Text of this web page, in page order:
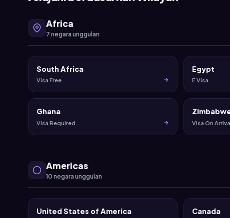
Africa
7 negara unggulan
South Africa
Visa Free
Egypt
E Visa
Ghana
Visa Required Visa On
Americas
10 negara unggulan
United States of America Canada